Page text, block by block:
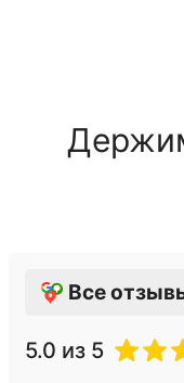
Все
5.0 из 5